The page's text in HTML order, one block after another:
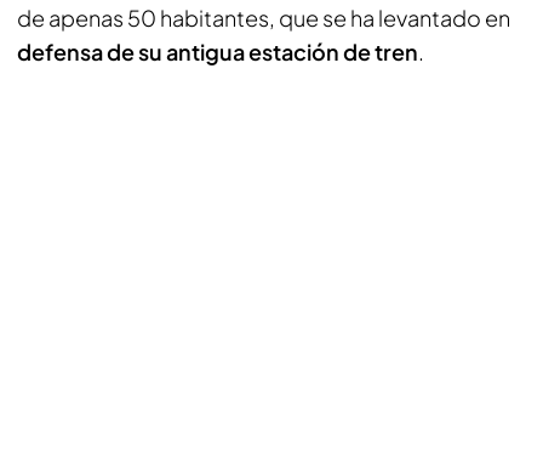
de apenas 50 habitantes, que se ha levantado en
defensa de su antigua estación de tren.